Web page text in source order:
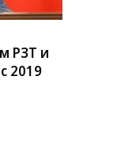
РЗТ и
2019